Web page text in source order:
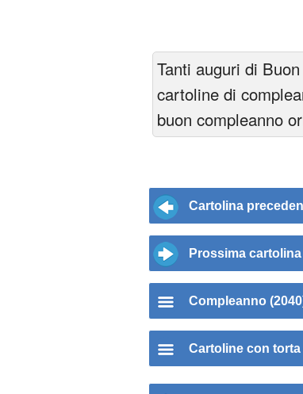
Tanti auguri di
cartoline di
buon compleanno
Cartolina
Prossima cartolina
Compleanno
Cartoline con